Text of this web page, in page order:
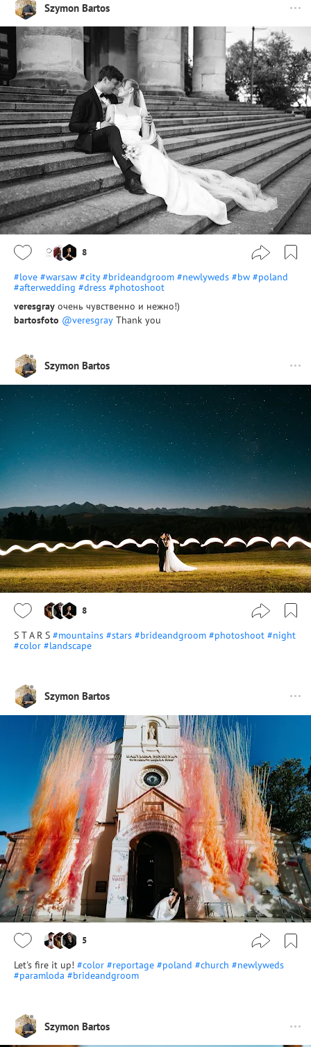
Szymon Bartos
8
#love #warsaw #city #brideandgroom #newlyweds #bw #poland
#afterwedding #dress #photoshoot
veresgray очень чувственно и нежно!)
bartosfoto @veresgray Thank you
Szymon Bartos
8
S T A R S #mountains #stars #brideandgroom #photoshoot #night
#color #landscape
Szymon Bartos
5
Let's fire it up! #color #reportage #poland #church #newlyweds
#paramloda #brideandgroom
Szymon Bartos